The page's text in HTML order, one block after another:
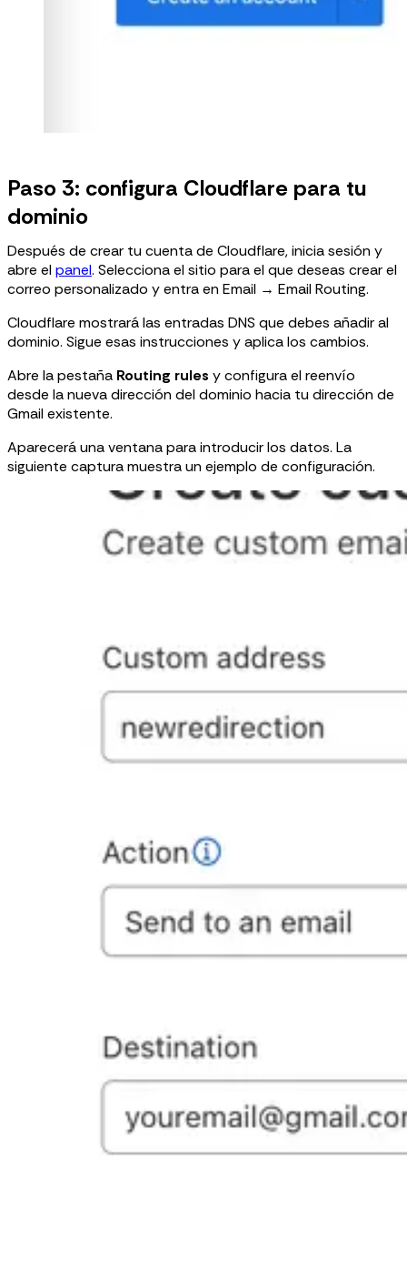
Paso 3: configura Cloudflare para tu
dominio
Después de crear tu cuenta de Cloudflare, inicia sesión y
abre elpanel. Selecciona el sitio para el que deseas crear el
correo personalizado y entra en Email → Email Routing.
Cloudflare mostrará las entradas DNS que debes añadir al
dominio. Sigue esas instrucciones y aplica los cambios.
Abre la pestaña Routing rules y configura el reenvío
desde la nueva dirección del dominio hacia tu dirección de
Gmail existente.
Aparecerá una ventana para introducir los datos. La
siguiente captura muestra un ejemplo de configuración.